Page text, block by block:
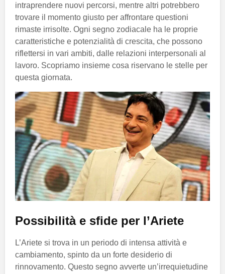
intraprendere nuovi percorsi, mentre altri potrebbero
trovare il momento giusto per affrontare questioni
rimaste irrisolte. Ogni segno zodiacale ha le proprie
caratteristiche e potenzialità di crescita, che possono
riflettersi in vari ambiti, dalle relazioni interpersonali al
lavoro. Scopriamo insieme cosa riservano le stelle per
questa giornata.
Possibilità e sfide per l’Ariete
L’Ariete si trova in un periodo di intensa attività e
cambiamento, spinto da un forte desiderio di
rinnovamento. Questo segno avverte un’irrequietudine